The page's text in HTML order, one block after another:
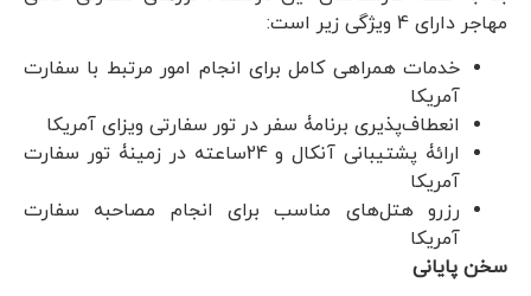
مهاجر دارای 4 ویژگی زیر است:
خدمات همراهی کامل برای انجام امور مرتبط با سفارت
آمریکا
انعطاف‌پذیری برنامۀ سفر در تور سفارتی ویزای آمریکا
ارائۀ پشتیبانی آنکال و 24ساعته در زمینۀ تور سفارت
آمریکا
رزرو هتل‌های مناسب برای انجام مصاحبه سفارت
آمریکا
سخن پایانی